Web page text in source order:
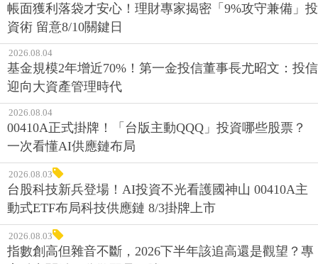
帳面獲利落袋才安心！理財專家揭密「9%攻守兼備」投
資術 留意8/10關鍵日
2026.08.04
基金規模2年增近70%！第一金投信董事長尤昭文：投信
迎向大資產管理時代
2026.08.04
00410A正式掛牌！「台版主動QQQ」投資哪些股票？
一次看懂AI供應鏈布局
2026.08.03
台股科技新兵登場！AI投資不光看護國神山 00410A主
動式ETF布局科技供應鏈 8/3掛牌上市
2026.08.03
指數創高但雜音不斷，2026下半年該追高還是觀望？專